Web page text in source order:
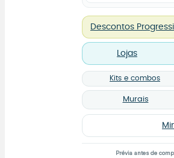
Descontos
Lojas
Kits e combos
Murais
Prévia antes de